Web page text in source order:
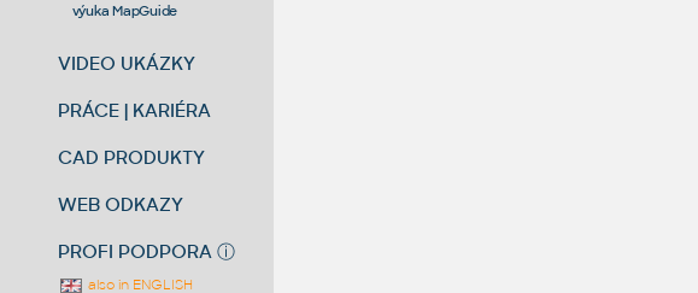
výuka MapGuide
VIDEO UKÁZKY
PRÁCE | KARIÉRA
CAD PRODUKTY
WEB ODKAZY
PROFI PODPORA ⓘ
also in ENGLISH